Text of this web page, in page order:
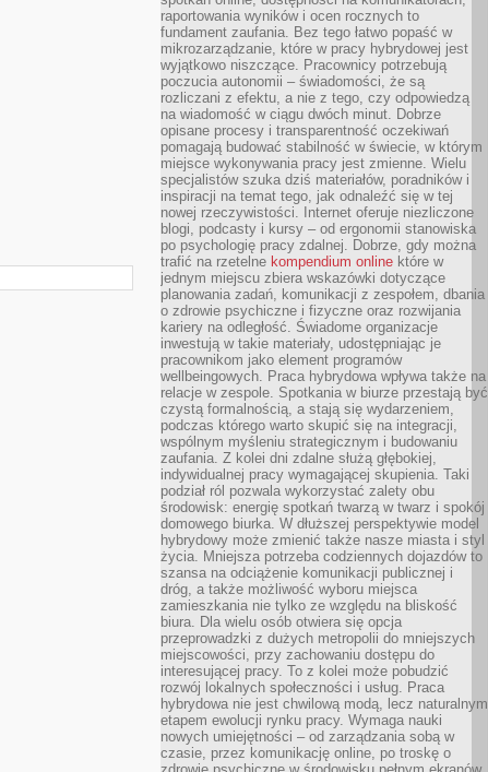
raportowania wyników i ocen rocznych to
fundament zaufania. Bez tego łatwo popaść w
mikrozarządzanie, które w pracy hybrydowej jest
wyjątkowo niszczące. Pracownicy potrzebują
poczucia autonomii – świadomości, że są
rozliczani z efektu, a nie z tego, czy odpowiedzą
na wiadomość w ciągu dwóch minut. Dobrze
opisane procesy i transparentność oczekiwań
pomagają budować stabilność w świecie, w którym
miejsce wykonywania pracy jest zmienne. Wielu
specjalistów szuka dziś materiałów, poradników i
inspiracji na temat tego, jak odnaleźć się w tej
nowej rzeczywistości. Internet oferuje niezliczone
blogi, podcasty i kursy – od ergonomii stanowiska
po psychologię pracy zdalnej. Dobrze, gdy można
trafić na rzetelne kompendium online które w
jednym miejscu zbiera wskazówki dotyczące
planowania zadań, komunikacji z zespołem, dbania
o zdrowie psychiczne i fizyczne oraz rozwijania
kariery na odległość. Świadome organizacje
inwestują w takie materiały, udostępniając je
pracownikom jako element programów
wellbeingowych. Praca hybrydowa wpływa także na
relacje w zespole. Spotkania w biurze przestają być
czystą formalnością, a stają się wydarzeniem,
podczas którego warto skupić się na integracji,
wspólnym myśleniu strategicznym i budowaniu
zaufania. Z kolei dni zdalne służą głębokiej,
indywidualnej pracy wymagającej skupienia. Taki
podział ról pozwala wykorzystać zalety obu
środowisk: energię spotkań twarzą w twarz i spokój
domowego biurka. W dłuższej perspektywie model
hybrydowy może zmienić także nasze miasta i styl
życia. Mniejsza potrzeba codziennych dojazdów to
szansa na odciążenie komunikacji publicznej i
dróg, a także możliwość wyboru miejsca
zamieszkania nie tylko ze względu na bliskość
biura. Dla wielu osób otwiera się opcja
przeprowadzki z dużych metropolii do mniejszych
miejscowości, przy zachowaniu dostępu do
interesującej pracy. To z kolei może pobudzić
rozwój lokalnych społeczności i usług. Praca
hybrydowa nie jest chwilową modą, lecz naturalnym
etapem ewolucji rynku pracy. Wymaga nauki
nowych umiejętności – od zarządzania sobą w
czasie, przez komunikację online, po troskę o